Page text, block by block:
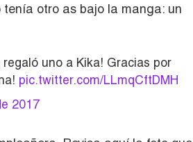
otro as bajo la manga: un
uno a Kika! Gracias por
pic.twitter.com/LLmqCftDMH
2017